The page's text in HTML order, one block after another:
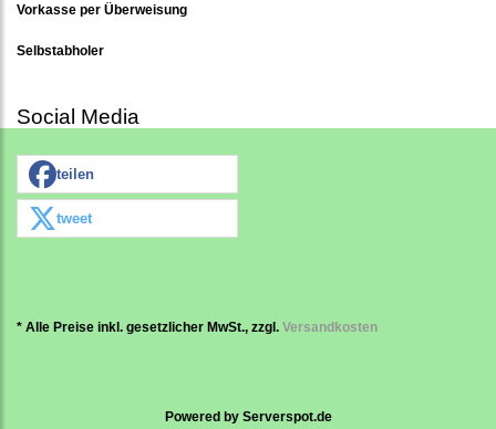
Vorkasse per Überweisung
Selbstabholer
Social Media
teilen
tweet
* Alle Preise inkl. gesetzlicher MwSt., zzgl. Versandkosten
Powered by Serverspot.de